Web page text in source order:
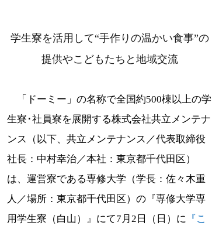
学生寮を活用して“手作りの温かい食事”の
提供やこどもたちと地域交流
「ドーミー」の名称で全国約500棟以上の学
生寮･社員寮を展開する株式会社共立メンテナ
ンス（以下、共立メンテナンス／代表取締役
社長：中村幸治／本社：東京都千代田区）
は、運営寮である専修大学（学長：佐々木重
人／場所：東京都千代田区）の『専修大学専
用学生寮（白山）』にて7月2日（日）に
『こ